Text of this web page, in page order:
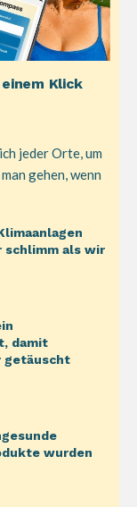
Klick
jeder Orte, um
gehen, wenn
schlimm als wir
damit
getäuscht
wurden